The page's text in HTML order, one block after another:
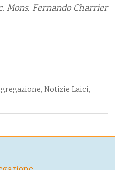
Mons. Fernando Charrier
, Notizie Laici,